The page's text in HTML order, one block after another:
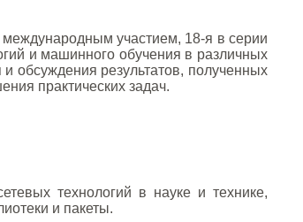
участием, 18-я в серии
и машинного обучения в различных
обсуждения результатов, полученных
практических задач.
технологий в науке и технике,
и пакеты.